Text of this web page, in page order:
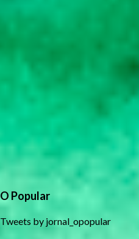
O Popular
Tweets by jornal_opopular